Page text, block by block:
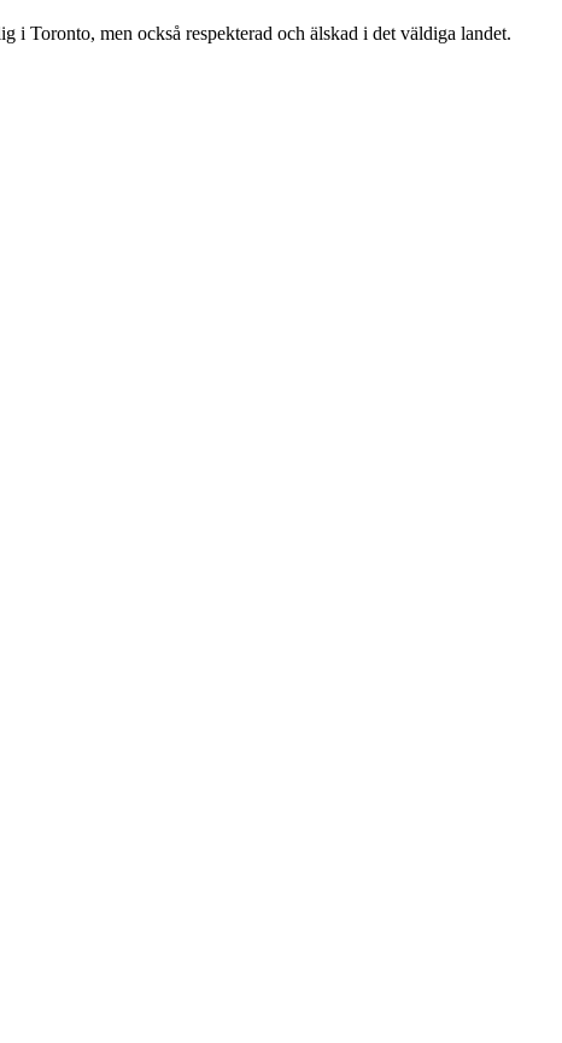
Toronto, men också respekterad och älskad i det väldiga landet.